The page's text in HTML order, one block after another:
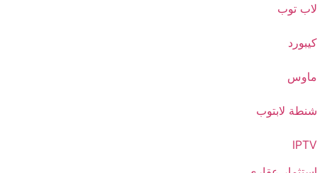
لينوفو
لاب توب
كيبورد
ماوس
شنطة لابتوب
IPTV